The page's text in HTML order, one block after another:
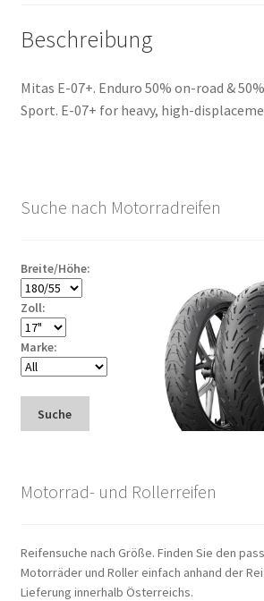
Beschreibung
Mitas E-07+. Enduro 50% on-road &
Sport. E-07+ for heavy, high-
Suche nach Motorradreifen
Breite/Höhe:
Zoll:
Marke:
Suche
Motorrad- und Rollerreifen
Reifensuche nach Größe. Finden Sie den
Motorräder und Roller einfach anhand der
Lieferung innerhalb Österreichs.